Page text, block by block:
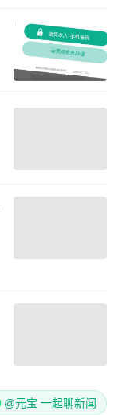
00:15
@元宝 一起聊新闻